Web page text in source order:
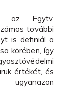
az Fgytv.
további
is definiál a
körében, így
értékét, és